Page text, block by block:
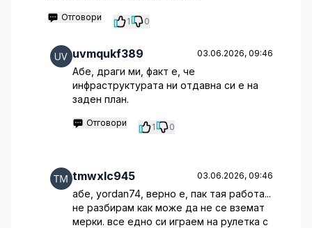
Отговори 1 0
uvmqukf389 03.06.2026, 09:46
Абе, драги ми, факт е, че
инфраструктурата ни отдавна си е на
заден план.
Отговори 1 0
tmwxlc945 03.06.2026, 09:46
абе, yordan74, верно е, пак тая работа...
не разбирам как може да не се вземат
мерки. все едно си играем на рулетка с